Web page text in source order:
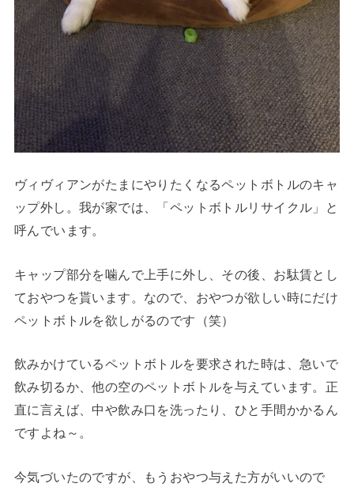
ヴィヴィアンがたまにやりたくなるペットボトルのキャ
ップ外し。我が家では、「ペットボトルリサイクル」と
呼んでいます。
キャップ部分を噛んで上手に外し、その後、お駄賃とし
ておやつを貰います。なので、おやつが欲しい時にだけ
ペットボトルを欲しがるのです（笑）
飲みかけているペットボトルを要求された時は、急いで
飲み切るか、他の空のペットボトルを与えています。正
直に言えば、中や飲み口を洗ったり、ひと手間かかるん
ですよね～。
今気づいたのですが、もうおやつ与えた方がいいので